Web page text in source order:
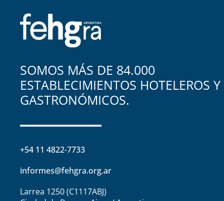
SOMOS MÁS DE 84.000
ESTABLECIMIENTOS HOTELEROS Y
GASTRONÓMICOS.
+54 11 4822-7733
informes@fehgra.org.ar
Larrea 1250 (C1117ABJ)